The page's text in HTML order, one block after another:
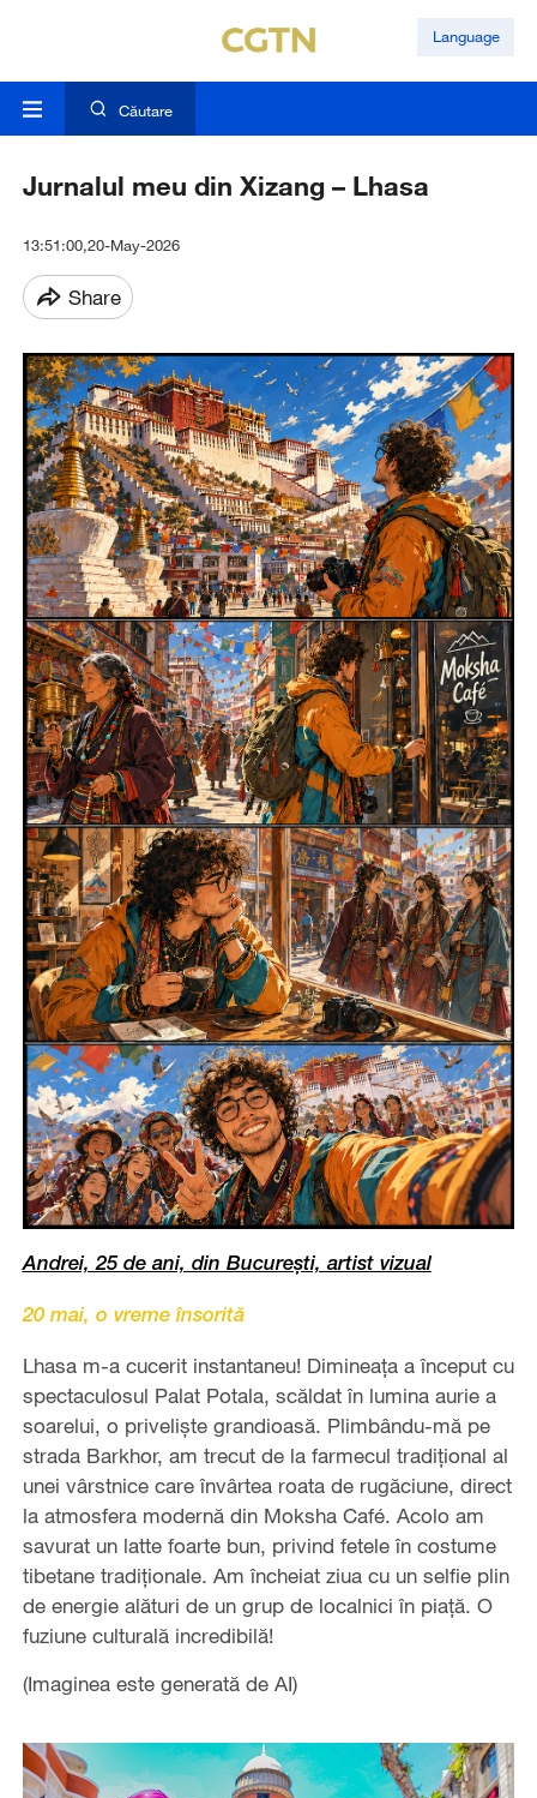
Language
Căutare
Jurnalul meu din Xizang – Lhasa
13:51:00,20-May-2026
Share
Andrei, 25 de ani, din București, artist vizual
20 mai, o vreme însorită
Lhasa m-a cucerit instantaneu! Dimineața a început cu
spectaculosul Palat Potala, scăldat în lumina aurie a
soarelui, o priveliște grandioasă. Plimbându-mă pe
strada Barkhor, am trecut de la farmecul tradițional al
unei vârstnice care învârtea roata de rugăciune, direct
la atmosfera modernă din Moksha Café. Acolo am
savurat un latte foarte bun, privind fetele în costume
tibetane tradiționale. Am încheiat ziua cu un selfie plin
de energie alături de un grup de localnici în piață. O
fuziune culturală incredibilă!
(Imaginea este generată de AI)